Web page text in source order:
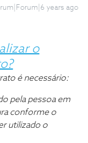
years ago
o
é necessário:
pela pessoa em
conforme o
utilizado o